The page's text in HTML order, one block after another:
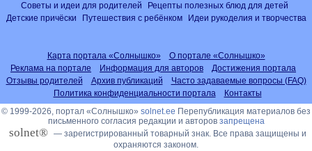
Советы и идеи для родителей
Рецепты полезных блюд для детей
Детские причёски
Путешествия с ребёнком Идеи рукоделия и творчества
Карта портала «Солнышко»
О портале «Солнышко»
Реклама на портале
Информация для авторов
Достижения портала
Отзывы родителей
Архив публикаций
Часто задаваемые вопросы (FAQ)
Политика конфиденциальности портала
Контакты
© 1999-2026, портал «Солнышко» solnet.ee Перепубликация материалов без
письменного согласия редакции и авторов запрещена
solnet® — зарегистрированный товарный знак. Все права защищены и
охраняются законом.